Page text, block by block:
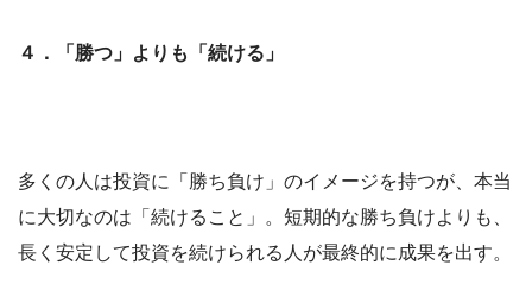
４．「勝つ」よりも「続ける」
多くの人は投資に「勝ち負け」のイメージを持つが、本当
に大切なのは「続けること」。短期的な勝ち負けよりも、
長く安定して投資を続けられる人が最終的に成果を出す。